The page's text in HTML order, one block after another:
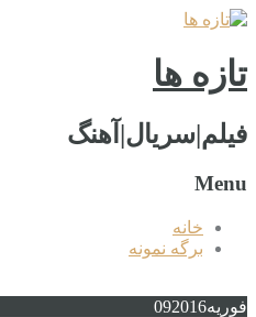
تازه ها
فیلم|سریال|آهنگ
Menu
خانه
برگه نمونه
فوریه 092016